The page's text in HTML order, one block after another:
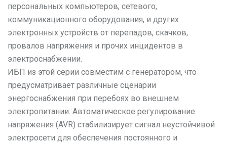
персональных компьютеров, сетевого,
коммуникационного оборудования, и других
электронных устройств от перепадов, скачков,
провалов напряжения и прочих инцидентов в
электроснабжении.
ИБП из этой серии совместим с генератором, что
предусматривает различные сценарии
энергоснабжения при перебоях во внешнем
электропитании. Автоматическое регулирование
напряжения (AVR) стабилизирует сигнал неустойчивой
электросети для обеспечения постоянного и